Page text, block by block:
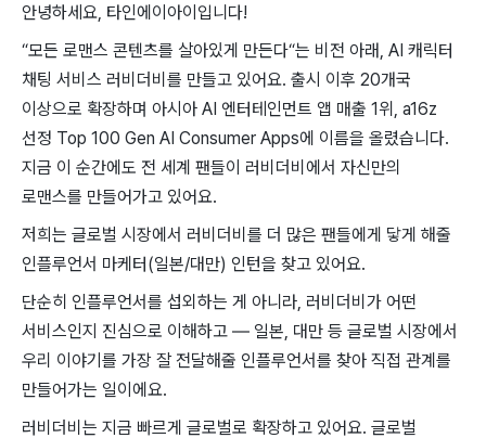
안녕하세요, 타인에이아이입니다!
“모든 로맨스 콘텐츠를 살아있게 만든다“는 비전 아래, AI 캐릭터
채팅 서비스 러비더비를 만들고 있어요. 출시 이후 20개국
이상으로 확장하며 아시아 AI 엔터테인먼트 앱 매출 1위, a16z
선정 Top 100 Gen AI Consumer Apps에 이름을 올렸습니다.
지금 이 순간에도 전 세계 팬들이 러비더비에서 자신만의
로맨스를 만들어가고 있어요.
저희는 글로벌 시장에서 러비더비를 더 많은 팬들에게 닿게 해줄
인플루언서 마케터(일본/대만) 인턴을 찾고 있어요.
단순히 인플루언서를 섭외하는 게 아니라, 러비더비가 어떤
서비스인지 진심으로 이해하고 — 일본, 대만 등 글로벌 시장에서
우리 이야기를 가장 잘 전달해줄 인플루언서를 찾아 직접 관계를
만들어가는 일이에요.
러비더비는 지금 빠르게 글로벌로 확장하고 있어요. 글로벌